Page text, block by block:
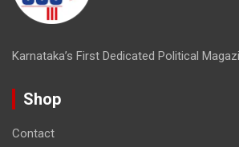
Karnataka’s First Dedicated Political
Shop
Contact